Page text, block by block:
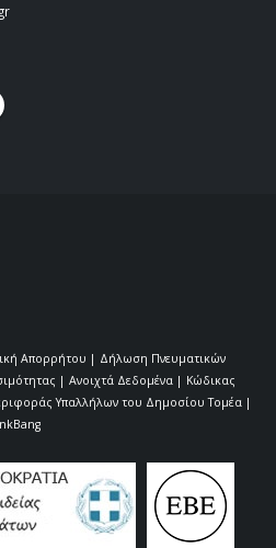
Απορρήτου | Δήλωση Πνευματικών
| Ανοιχτά Δεδομένα | Κώδικας
Υπαλλήλων του Δημοσίου Τομέα |